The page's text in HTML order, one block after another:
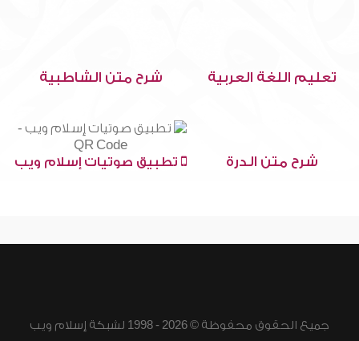
تعليم اللغة العربية شرح متن الشاطبية
شرح متن الدرة تطبيق صوتيات إسلام ويب
جميع الحقوق محفوظة © 2026 - 1998 لشبكة إسلام ويب